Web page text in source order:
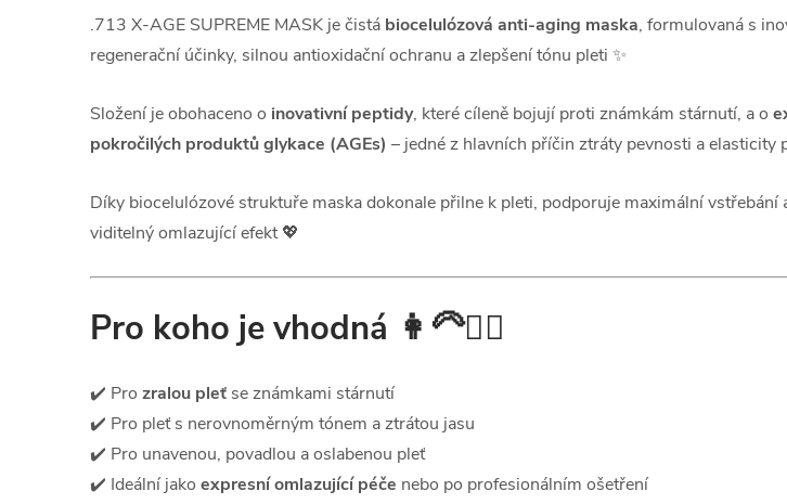
.713 X-AGE SUPREME MASK je čistá biocelulózová anti-aging maska, formulovaná s
regenerační účinky, silnou antioxidační ochranu a zlepšení tónu pleti ✨
Složení je obohaceno o inovativní peptidy, které cíleně bojují proti známkám stárnutí, a o
pokročilých produktů glykace (AGEs) – jedné z hlavních příčin ztráty pevnosti a elasticity
Díky biocelulózové struktuře maska dokonale přilne k pleti, podporuje maximální
viditelný omlazující efekt 💖
Pro koho je vhodná 👩‍🦳💆‍♀️
✔️ Pro zralou pleť se známkami stárnutí
✔️ Pro pleť s nerovnoměrným tónem a ztrátou jasu
✔️ Pro unavenou, povadlou a oslabenou pleť
✔️ Ideální jako expresní omlazující péče nebo po profesionálním ošetření